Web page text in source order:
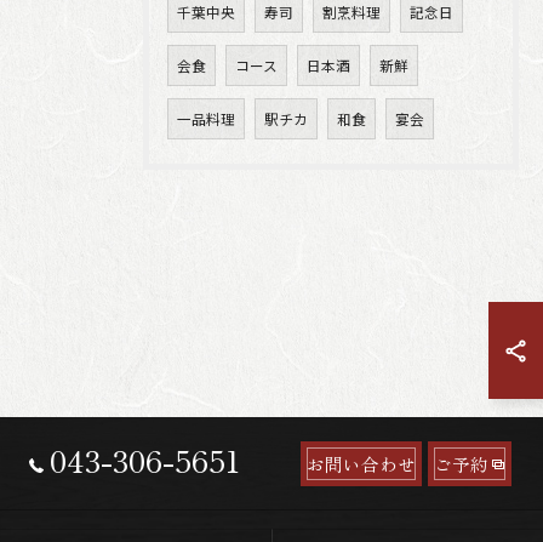
千葉中央 寿司 割烹料理 記念日
会食 コース 日本酒 新鮮
一品料理 駅チカ 和食 宴会
043-306-5651 お問い合わせ ご予約